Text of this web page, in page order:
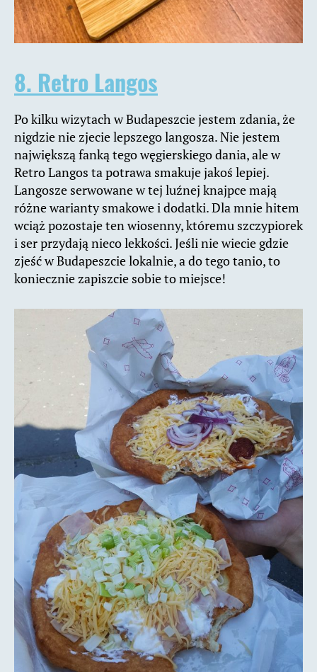
8. Retro Langos
Po kilku wizytach w Budapeszcie jestem zdania, że
nigdzie nie zjecie lepszego langosza. Nie jestem
największą fanką tego węgierskiego dania, ale w
Retro Langos ta potrawa smakuje jakoś lepiej.
Langosze serwowane w tej luźnej knajpce mają
różne warianty smakowe i dodatki. Dla mnie hitem
wciąż pozostaje ten wiosenny, któremu szczypiorek
i ser przydają nieco lekkości. Jeśli nie wiecie gdzie
zjeść w Budapeszcie lokalnie, a do tego tanio, to
koniecznie zapiszcie sobie to miejsce!